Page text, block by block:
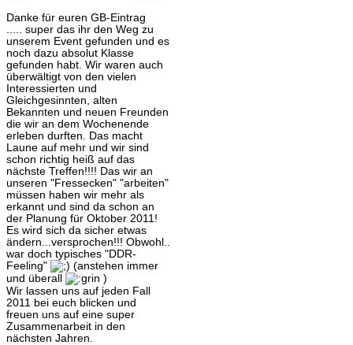
Danke für euren GB-Eintrag
..... super das ihr den Weg zu
unserem Event gefunden und es
noch dazu absolut Klasse
gefunden habt. Wir waren auch
überwältigt von den vielen
Interessierten und
Gleichgesinnten, alten
Bekannten und neuen Freunden
die wir an dem Wochenende
erleben durften. Das macht
Laune auf mehr und wir sind
schon richtig heiß auf das
nächste Treffen!!!! Das wir an
unseren "Fressecken" "arbeiten"
müssen haben wir mehr als
erkannt und sind da schon an
der Planung für Oktober 2011!
Es wird sich da sicher etwas
ändern...versprochen!!! Obwohl..
war doch typisches "DDR-
Feeling"
(anstehen immer
und überall
)
Wir lassen uns auf jeden Fall
2011 bei euch blicken und
freuen uns auf eine super
Zusammenarbeit in den
nächsten Jahren.